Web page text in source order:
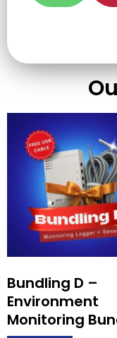
Bundling D –
Environment
Monitoring